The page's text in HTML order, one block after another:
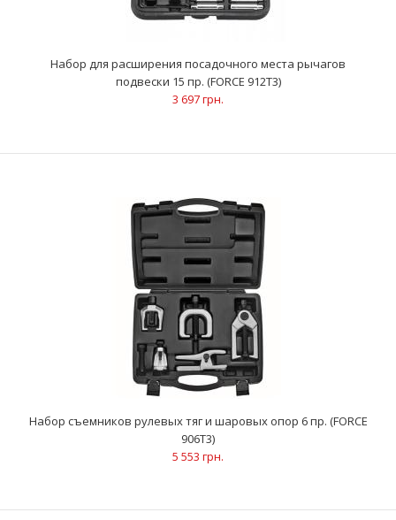
ОписаниеПредназначен для снятия/установки
запрессованных элементов: шаровых опор, карданного
шарнира..
Набор для расширения посадочного места рычагов подвески
3 697 грн.
Набор для расширения посадочного места рычагов
подвески 15 пр. (FORCE 912T3)
3 697 грн.
Набор съемников рулевых тяг и шаровых опор 6 пр. (FORCE
906T3)
5 553 грн.